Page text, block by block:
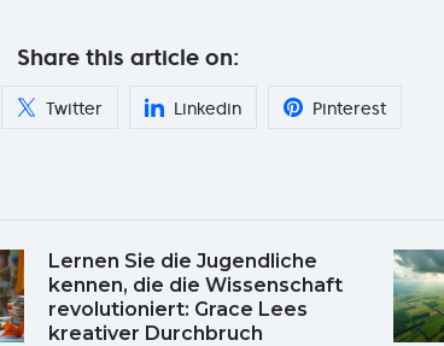
Share this article on:
Twitter Linkedin Pinterest
Lernen Sie die Jugendliche
kennen, die die Wissenschaft
revolutioniert: Grace Lees
kreativer Durchbruch